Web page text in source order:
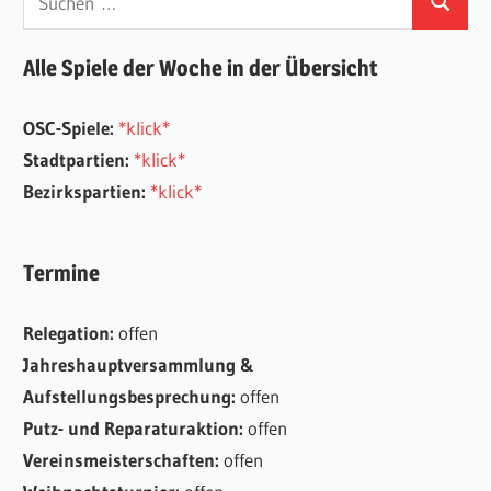
Suchen
Alle Spiele der Woche in der Übersicht
OSC-Spiele: *klick*
Stadtpartien: *klick*
Bezirkspartien: *klick*
Termine
Relegation:offen
Jahreshauptversammlung &
Aufstellungsbesprechung:offen
Putz- und Reparaturaktion:offen
Vereinsmeisterschaften:offen